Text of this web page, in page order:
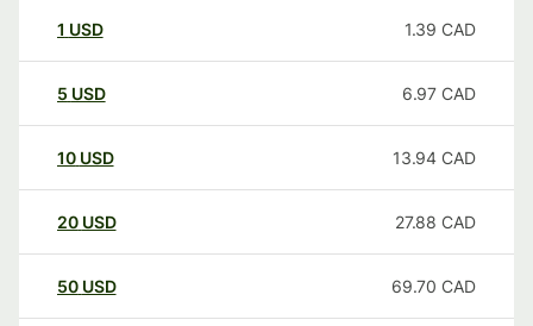
1 USD 1.39 CAD
5 USD 6.97 CAD
10 USD 13.94 CAD
20 USD 27.88 CAD
50 USD 69.70 CAD